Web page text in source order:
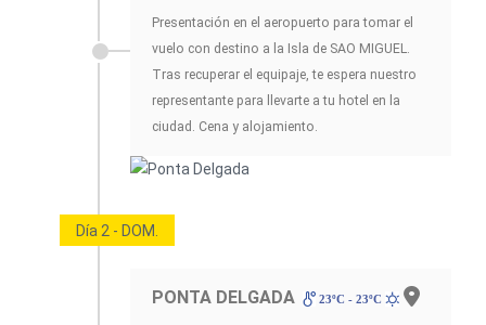
Presentación en el aeropuerto para tomar el
vuelo con destino a la Isla de SAO MIGUEL.
Tras recuperar el equipaje, te espera nuestro
representante para llevarte a tu hotel en la
ciudad. Cena y alojamiento.
Día 2 - DOM.
PONTA DELGADA 23ºC - 23ºC